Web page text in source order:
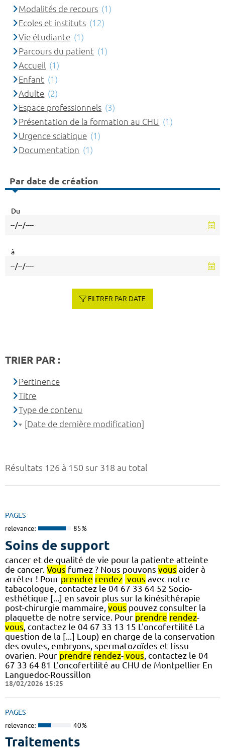
Résultats 126 à 150 sur 318 au total
PAGES
relevance: 85%
Soins de support
cancer et de qualité de vie pour la patiente atteinte
de cancer. Vous fumez ? Nous pouvons vous aider à
arrêter ! Pour prendre rendez- vous avec notre
tabacologue, contactez le 04 67 33 64 52 Socio-
esthétique [...] en savoir plus sur la kinésithérapie
post-chirurgie mammaire, vous pouvez consulter la
plaquette de notre service. Pour prendre rendez-
vous, contactez le 04 67 33 13 15 L'oncofertilité La
question de la [...] Loup) en charge de la conservation
des ovules, embryons, spermatozoïdes et tissu
ovarien. Pour prendre rendez- vous, contactez le 04
67 33 64 81 L'oncofertilité au CHU de Montpellier En
Languedoc-Roussillon
18/02/2026 15:25
PAGES
relevance: 40%
Traitements
Modalités de recours (1)
Ecoles et instituts (12)
Vie étudiante (1)
Parcours du patient (1)
Accueil (1)
Enfant (1)
Adulte (2)
Espace professionnels (3)
Présentation de la formation au CHU (1)
Urgence sciatique (1)
Documentation (1)
Par date de création
Du
à
FILTRER PAR DATE
TRIER PAR :
Pertinence
Titre
Type de contenu
[Date de dernière modification]